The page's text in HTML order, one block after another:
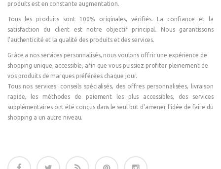
produits est en constante augmentation.
Tous les produits sont 100% originales, vérifiés. La confiance et la
satisfaction du client est notre objectif principal. Nous garantissons
l'authenticité et la qualité des produits et des services.
Grâce a nos services personnalisés, nous voulons offrir une expérience de
shopping unique, accessible, afin que vous puissiez profiter pleinement de
vos produits de marques préférées chaque jour.
Tous nos services: conseils spécialisés, des offres personnalisées, livraison
rapide, les méthodes de paiement les plus accessibles, des services
supplémentaires ont été conçus dans le seul but d'amener l'idée de faire du
shopping a un autre niveau.